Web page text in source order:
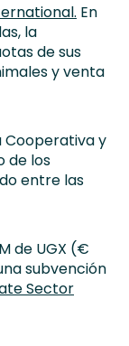
En
la
de sus
y venta
Cooperativa y
de los
entre las
de UGX (€
subvención
Sector